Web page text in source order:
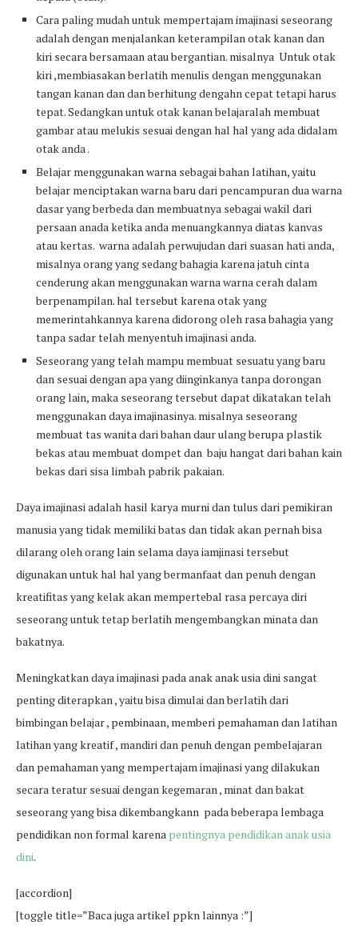
Cara paling mudah untuk mempertajam imajinasi seseorang
adalah dengan menjalankan keterampilan otak kanan dan
kiri secara bersamaan atau bergantian. misalnya Untuk otak
kiri ,membiasakan berlatih menulis dengan menggunakan
tangan kanan dan dan berhitung dengahn cepat tetapi harus
tepat. Sedangkan untuk otak kanan belajaralah membuat
gambar atau melukis sesuai dengan hal hal yang ada didalam
otak anda .
Belajar menggunakan warna sebagai bahan latihan, yaitu
belajar menciptakan warna baru dari pencampuran dua warna
dasar yang berbeda dan membuatnya sebagai wakil dari
persaan anada ketika anda menuangkannya diatas kanvas
atau kertas. warna adalah perwujudan dari suasan hati anda,
misalnya orang yang sedang bahagia karena jatuh cinta
cenderung akan menggunakan warna warna cerah dalam
berpenampilan. hal tersebut karena otak yang
memerintahkannya karena didorong oleh rasa bahagia yang
tanpa sadar telah menyentuh imajinasi anda.
Seseorang yang telah mampu membuat sesuatu yang baru
dan sesuai dengan apa yang diinginkanya tanpa dorongan
orang lain, maka seseorang tersebut dapat dikatakan telah
menggunakan daya imajinasinya. misalnya seseorang
membuat tas wanita dari bahan daur ulang berupa plastik
bekas atau membuat dompet dan baju hangat dari bahan kain
bekas dari sisa limbah pabrik pakaian.
Daya imajinasi adalah hasil karya murni dan tulus dari pemikiran
manusia yang tidak memiliki batas dan tidak akan pernah bisa
dilarang oleh orang lain selama daya iamjinasi tersebut
digunakan untuk hal hal yang bermanfaat dan penuh dengan
kreatifitas yang kelak akan mempertebal rasa percaya diri
seseorang untuk tetap berlatih mengembangkan minata dan
bakatnya.
Meningkatkan daya imajinasi pada anak anak usia dini sangat
penting diterapkan , yaitu bisa dimulai dan berlatih dari
bimbingan belajar , pembinaan, memberi pemahaman dan latihan
latihan yang kreatif , mandiri dan penuh dengan pembelajaran
dan pemahaman yang mempertajam imajinasi yang dilakukan
secara teratur sesuai dengan kegemaran , minat dan bakat
seseorang yang bisa dikembangkann pada beberapa lembaga
pendidikan non formal karena pentingnya pendidikan anak usia
dini.
[accordion]
[toggle title=”Baca juga artikel ppkn lainnya :”]